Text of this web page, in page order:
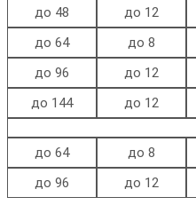
до 48 до 12
до 64
до 8
до 96
до 12
до 144
до 12
до 64
до 8
до 96
до 12